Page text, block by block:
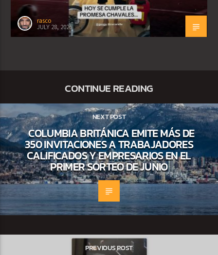
rasco
JULY 28, 2026
CONTINUE READING
NEXT POST
COLUMBIA BRITÁNICA EMITE MÁS DE
350 INVITACIONES A TRABAJADORES
CALIFICADOS Y EMPRESARIOS EN EL
PRIMER SORTEO DE JUNIO
PREVIOUS POST